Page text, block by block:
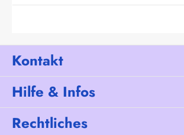
Kontakt
Hilfe & Infos
Rechtliches